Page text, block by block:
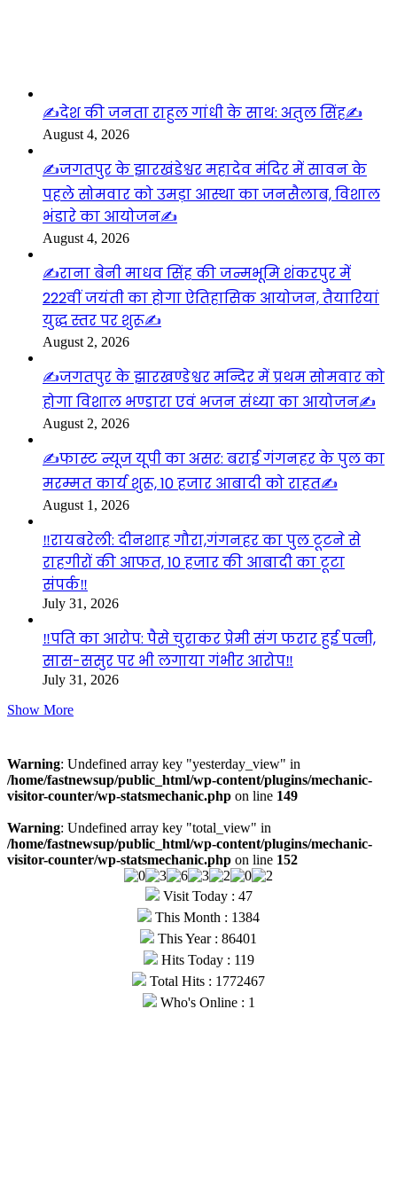
✍️देश की जनता राहुल गांधी के साथ: अतुल सिंह✍️
August 4, 2026
✍️जगतपुर के झारखंडेश्वर महादेव मंदिर में सावन के
पहले सोमवार को उमड़ा आस्था का जनसैलाब, विशाल
भंडारे का आयोजन✍️
August 4, 2026
✍️राना बेनी माधव सिंह की जन्मभूमि शंकरपुर में
222वीं जयंती का होगा ऐतिहासिक आयोजन, तैयारियां
युद्ध स्तर पर शुरू✍️
August 2, 2026
✍️जगतपुर के झारखण्डेश्वर मन्दिर में प्रथम सोमवार को
होगा विशाल भण्डारा एवं भजन संध्या का आयोजन✍️
August 2, 2026
✍️फास्ट न्यूज यूपी का असर: बराई गंगनहर के पुल का
मरम्मत कार्य शुरू, 10 हजार आबादी को राहत✍️
August 1, 2026
‼️रायबरेली: दीनशाह गौरा,गंगनहर का पुल टूटने से
राहगीरों की आफत, 10 हजार की आबादी का टूटा
संपर्क‼️
July 31, 2026
‼️पति का आरोप: पैसे चुराकर प्रेमी संग फरार हुई पत्नी,
सास-ससुर पर भी लगाया गंभीर आरोप‼️
July 31, 2026
Show More
Warning: Undefined array key "yesterday_view" in
/home/fastnewsup/public_html/wp-content/plugins/mechanic-
visitor-counter/wp-statsmechanic.php on line 149
Warning: Undefined array key "total_view" in
/home/fastnewsup/public_html/wp-content/plugins/mechanic-
visitor-counter/wp-statsmechanic.php on line 152
Visit Today : 47
This Month : 1384
This Year : 86401
Hits Today : 119
Total Hits : 1772467
Who's Online : 1